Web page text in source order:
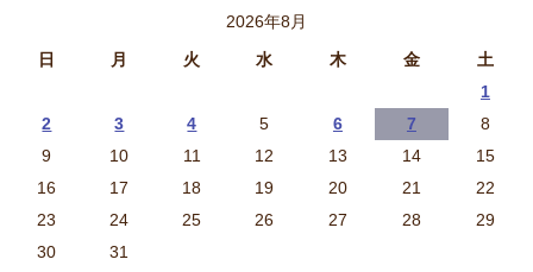
2026年8月
日
月 火 水 木 金 土
1
2
3 4 5 6 7
8
9
10 11 12 13 14
15
16
17 18 19 20 21
22
23
24 25 26 27 28
29
30
31